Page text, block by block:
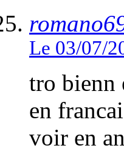
Le 03/07/
tro bienn
en
voir en